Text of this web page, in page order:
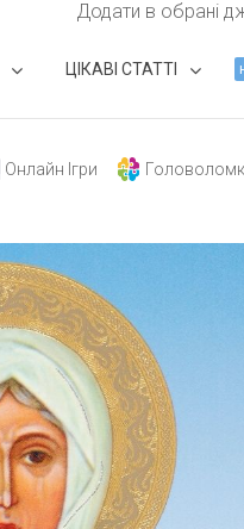
Додати в обрані
ЦІКАВІ СТАТТІ
Онлайн Ігри